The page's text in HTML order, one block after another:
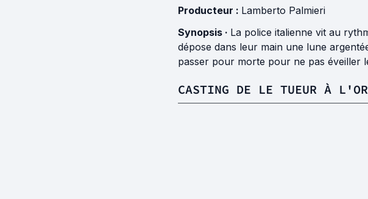
Producteur : Lamberto Palmieri
Synopsis · La police italienne vit au
dépose dans leur main une lune
passer pour morte pour ne pas éveiller
CASTING DE LE TUEUR À